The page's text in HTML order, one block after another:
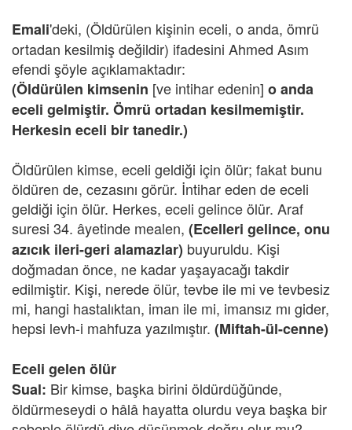
Emali'deki, (Öldürülen kişinin eceli, o anda, ömrü
ortadan kesilmiş değildir) ifadesini Ahmed Asım
efendi şöyle açıklamaktadır:
(Öldürülen kimsenin [ve intihar edenin] o anda
eceli gelmiştir. Ömrü ortadan kesilmemiştir.
Herkesin eceli bir tanedir.)
Öldürülen kimse, eceli geldiği için ölür; fakat bunu
öldüren de, cezasını görür. İntihar eden de eceli
geldiği için ölür. Herkes, eceli gelince ölür. Araf
suresi 34. âyetinde mealen, (Ecelleri gelince, onu
azıcık ileri-geri alamazlar) buyuruldu. Kişi
doğmadan önce, ne kadar yaşayacağı takdir
edilmiştir. Kişi, nerede ölür, tevbe ile mi ve tevbesiz
mi, hangi hastalıktan, iman ile mi, imansız mı gider,
hepsi levh-i mahfuza yazılmıştır. (Miftah-ül-cenne)
Eceli gelen ölür
Sual: Bir kimse, başka birini öldürdüğünde,
öldürmeseydi o hâlâ hayatta olurdu veya başka bir